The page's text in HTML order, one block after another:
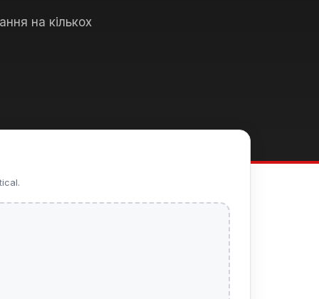
на кількох